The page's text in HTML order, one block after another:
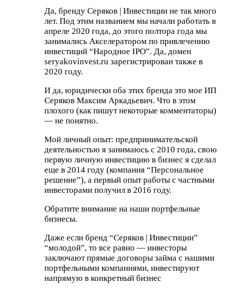
Да, бренду Серяков | Инвестиции не так много
лет. Под этим названием мы начали работать в
апреле 2020 года, до этого полтора года мы
занимались Акселератором по привлечению
инвестиций “Народное IPO”. Да, домен
seryakovinvest.ru зарегистрирован также в
2020 году.
И да, юридически оба этих бренда это мое ИП
Серяков Максим Аркадьевич. Что в этом
плохого (как пишут некоторые комментаторы)
— не понятно.
Мой личный опыт: предпринимательской
деятельностью я занимаюсь с 2010 года, свою
первую личную инвестицию в бизнес я сделал
еще в 2014 году (компания “Персональное
решение”), а первый опыт работы с частными
инвесторами получил в 2016 году.
Обратите внимание на наши портфельные
бизнесы.
Даже если бренд “Серяков | Инвестиции”
“молодой”, то все равно — инвесторы
заключают прямые договоры займа с нашими
портфельными компаниями, инвестируют
напрямую в конкретный бизнес